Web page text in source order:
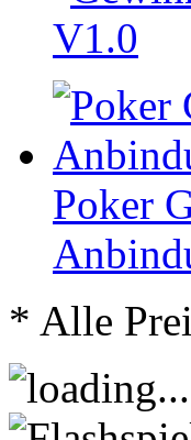
V1.0
Poker
* Alle